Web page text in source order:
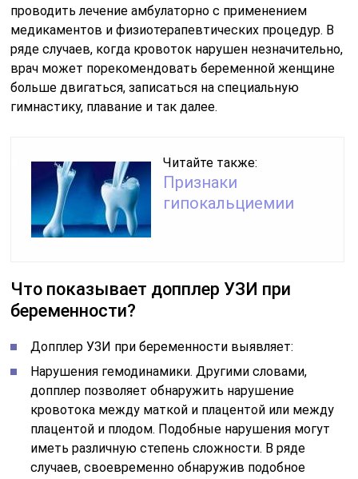
проводить лечение амбулаторно с применением
медикаментов и физиотерапевтических процедур. В
ряде случаев, когда кровоток нарушен незначительно,
врач может порекомендовать беременной женщине
больше двигаться, записаться на специальную
гимнастику, плавание и так далее.
Читайте также:
Признаки
гипокальциемии
Что показывает допплер УЗИ при
беременности?
Допплер УЗИ при беременности выявляет:
Нарушения гемодинамики. Другими словами,
допплер позволяет обнаружить нарушение
кровотока между маткой и плацентой или между
плацентой и плодом. Подобные нарушения могут
иметь различную степень сложности. В ряде
случаев, своевременно обнаружив подобное